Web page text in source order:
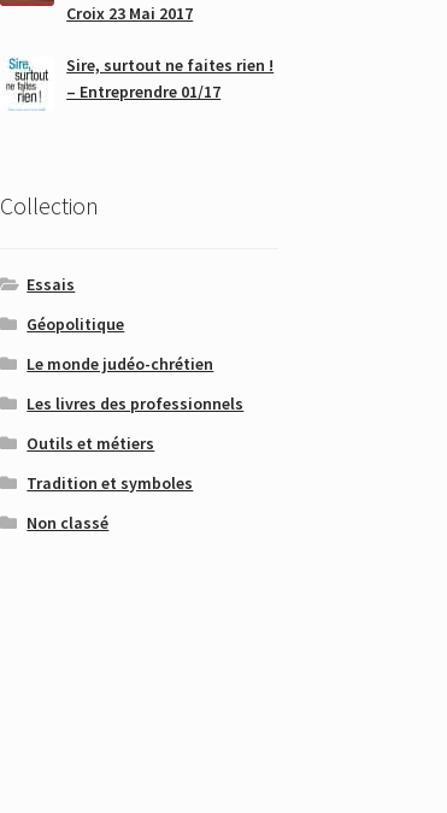
Croix 23 Mai 2017
Sire, surtout ne faites rien !
– Entreprendre 01/17
Collection
Essais
Géopolitique
Le monde judéo-chrétien
Les livres des professionnels
Outils et métiers
Tradition et symboles
Non classé